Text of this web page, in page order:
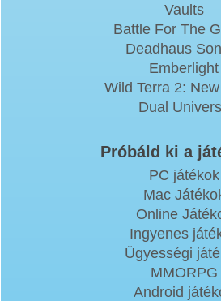
Vaults
Battle For The
Deadhaus
Emberlight
Wild Terra 2:
Dual
Próbáld ki a
PC játékok
Mac
Online
Ingyenes
Ügyességi
MMORPG
Android